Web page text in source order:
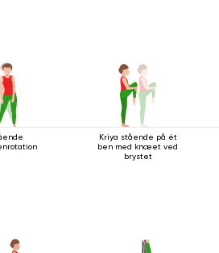
Kriya stående på ét
ben med knæet ved
brystet